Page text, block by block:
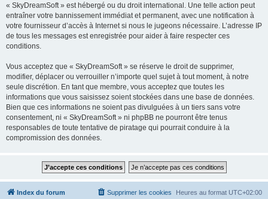
« SkyDreamSoft » est hébergé ou du droit international. Une telle action peut
entraîner votre bannissement immédiat et permanent, avec une notification à
votre fournisseur d’accès à Internet si nous le jugeons nécessaire. L’adresse IP
de tous les messages est enregistrée pour aider à faire respecter ces
conditions.
Vous acceptez que « SkyDreamSoft » se réserve le droit de supprimer,
modifier, déplacer ou verrouiller n’importe quel sujet à tout moment, à notre
seule discrétion. En tant que membre, vous acceptez que toutes les
informations que vous saisissez soient stockées dans une base de données.
Bien que ces informations ne soient pas divulguées à un tiers sans votre
consentement, ni « SkyDreamSoft » ni phpBB ne pourront être tenus
responsables de toute tentative de piratage qui pourrait conduire à la
compromission des données.
Index du forum Heures au format UTC+02:00
Supprimer les cookies